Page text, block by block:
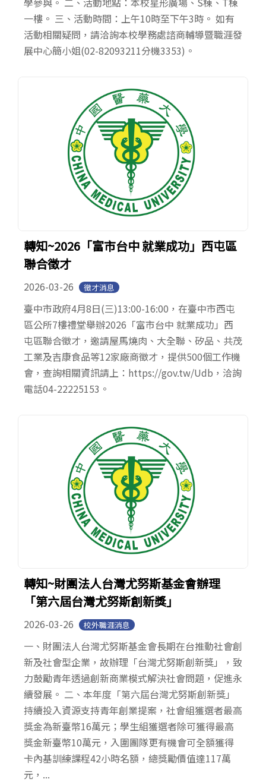
一樓。 三、活動時間：上午10時至下午3時。 如有
活動相關疑問，請洽詢本校學務處諮商輔導暨職涯發
展中心簡小姐(02-82093211分機3353)。
轉知~2026「富市台中 就業成功」西屯區
聯合徵才
2026-03-26 徵才消息
臺中市政府4月8日(三)13:00-16:00，在臺中市西屯
區公所7樓禮堂舉辦2026「富市台中 就業成功」西
屯區聯合徵才，邀請屋馬燒肉、大全聯、矽品、共茂
工業及吉康食品等12家廠商徵才，提供500個工作機
會，查詢相關資訊請上：https://gov.tw/Udb，洽詢
電話04-22225153。
轉知~財團法人台灣尤努斯基金會辦理
「第六屆台灣尤努斯創新獎」
2026-03-26 校外職涯消息
一、財團法人台灣尤努斯基金會長期在台推動社會創
新及社會型企業，故辦理「台灣尤努斯創新獎」，致
力鼓勵青年透過創新商業模式解決社會問題，促進永
續發展。 二、本年度「第六屆台灣尤努斯創新獎」
持續投入資源支持青年創業提案，社會組獲選者最高
獎金為新臺幣16萬元；學生組獲選者除可獲得最高
獎金新臺幣10萬元，入圍團隊更有機會可全額獲得
卡內基訓練課程42小時名額，總獎勵價值達117萬
元，...